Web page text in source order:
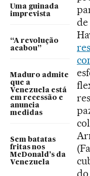
Uma guinada
imprevista
“A revolução
acabou”
Maduro admite
que a
Venezuela está
em recessão e
anuncia
medidas
Sem batatas
fritas nos
McDonald’s da
Venezuela